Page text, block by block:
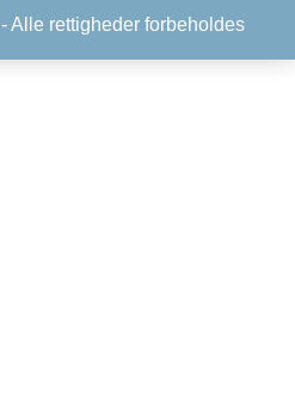
- Alle rettigheder forbeholdes